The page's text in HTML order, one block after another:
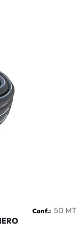
Conf.: 50 MT